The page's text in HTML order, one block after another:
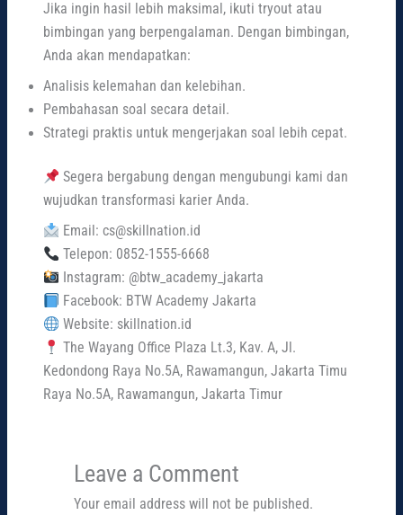
Jika ingin hasil lebih maksimal, ikuti tryout atau
bimbingan yang berpengalaman. Dengan bimbingan,
Anda akan mendapatkan:
Analisis kelemahan dan kelebihan.
Pembahasan soal secara detail.
Strategi praktis untuk mengerjakan soal lebih cepat.
Segera bergabung dengan mengubungi kami dan
wujudkan transformasi karier Anda.
Email: cs@skillnation.id
Telepon: 0852-1555-6668
Instagram: @btw_academy_jakarta
Facebook: BTW Academy Jakarta
Website: skillnation.id
The Wayang Office Plaza Lt.3, Kav. A, Jl.
Kedondong Raya No.5A, Rawamangun, Jakarta Timu
Raya No.5A, Rawamangun, Jakarta Timur
Leave a Comment
Your email address will not be published.